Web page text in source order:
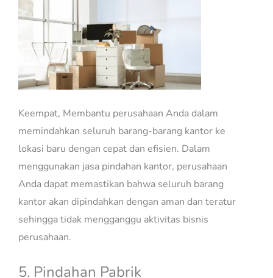
Keempat, Membantu perusahaan Anda dalam
memindahkan seluruh barang-barang kantor ke
lokasi baru dengan cepat dan efisien. Dalam
menggunakan jasa pindahan kantor, perusahaan
Anda dapat memastikan bahwa seluruh barang
kantor akan dipindahkan dengan aman dan teratur
sehingga tidak mengganggu aktivitas bisnis
perusahaan.
5. Pindahan Pabrik